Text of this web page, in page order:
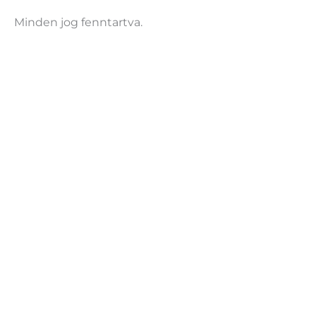
Minden jog fenntartva.